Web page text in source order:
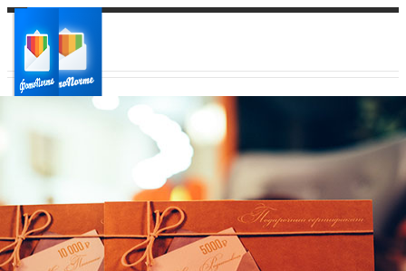
Ваш регион доставки
Выберите из списка: